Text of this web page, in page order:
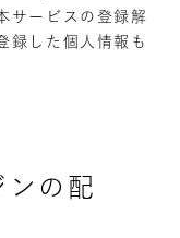
サービスの登録解
録した個人情報も
の配